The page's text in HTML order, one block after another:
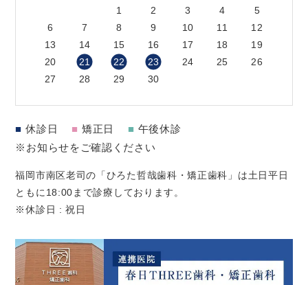
1
2 3 4
5
6
7 8 9 10 11
12
13
14 15 16 17 18
19
20
21 22 23 24 25
26
27
28 29 30
■ 休診日 ■ 矯正日 ■ 午後休診
※お知らせをご確認ください
福岡市南区老司の「ひろた哲哉歯科・矯正歯科」は土日平日
ともに18:00まで診療しております。
※休診日 : 祝日